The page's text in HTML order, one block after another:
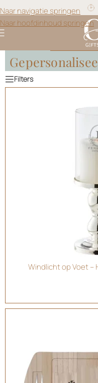
Naar navigatie springen
Naar hoofdinhoud springen
Gifts &
Windlicht op Voet –